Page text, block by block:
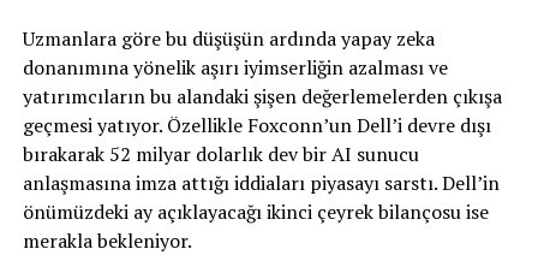
Uzmanlara göre bu düşüşün ardında yapay zeka
donanımına yönelik aşırı iyimserliğin azalması ve
yatırımcıların bu alandaki şişen değerlemelerden çıkışa
geçmesi yatıyor. Özellikle Foxconn’un Dell’i devre dışı
bırakarak 52 milyar dolarlık dev bir AI sunucu
anlaşmasına imza attığı iddiaları piyasayı sarstı. Dell’in
önümüzdeki ay açıklayacağı ikinci çeyrek bilançosu ise
merakla bekleniyor.